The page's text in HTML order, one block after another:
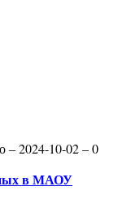
– 2024-10-02 – 0
в МАОУ